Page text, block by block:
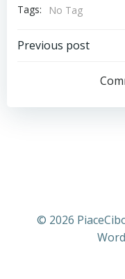
Tags:
No Tag
Post
Previous post
© 2026